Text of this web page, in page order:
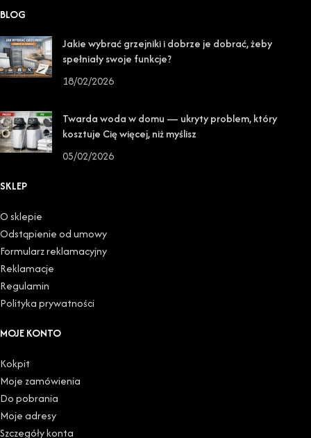
BLOG
Jakie wybrać grzejniki i dobrze je dobrać, żeby
spełniały swoje funkcje?
18/02/2026
Twarda woda w domu — ukryty problem, który
kosztuje Cię więcej, niż myślisz
05/02/2026
SKLEP
O sklepie
Odstąpienie od umowy
Formularz reklamacyjny
Reklamacje
Regulamin
Polityka prywatności
MOJE KONTO
Kokpit
Moje zamówienia
Do pobrania
Moje adresy
Szczegóły konta